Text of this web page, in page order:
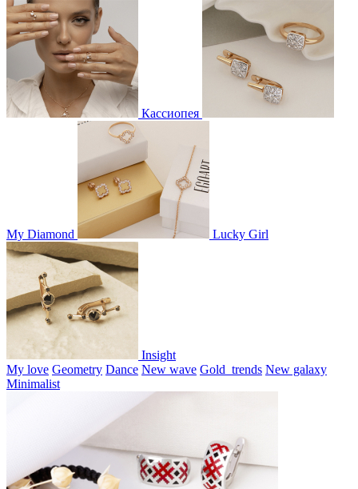
Кассиопея
My Diamond Lucky Girl
Insight
My love Geometry Dance New wave Gold_trends New galaxy
Minimalist